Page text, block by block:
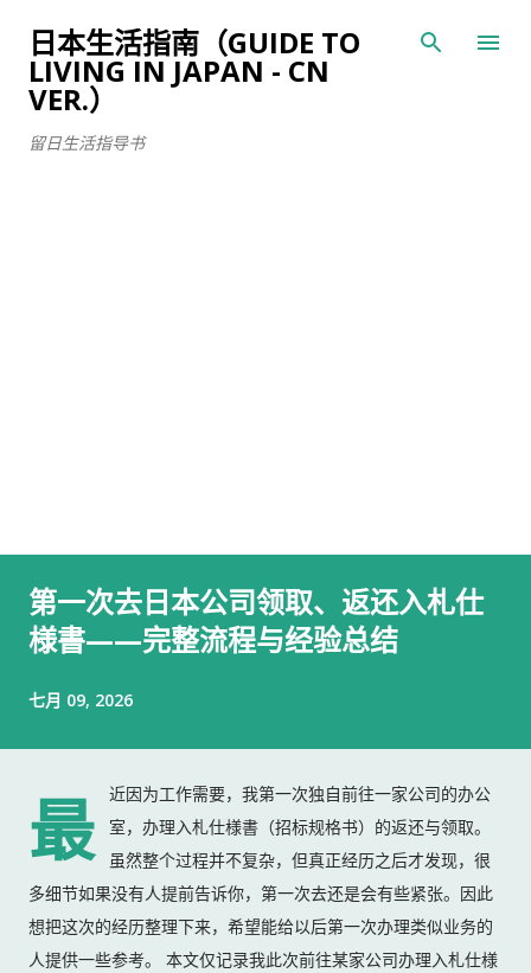
跳至主要内容
日本生活指南（GUIDE TO
LIVING IN JAPAN - CN
VER.）
留日生活指导书
第一次去日本公司领取、返还入札仕
様書——完整流程与经验总结
七月 09, 2026
最
近因为工作需要，我第一次独自前往一家公司的办公
室，办理入札仕様書（招标规格书）的返还与领取。
虽然整个过程并不复杂，但真正经历之后才发现，很
多细节如果没有人提前告诉你，第一次去还是会有些紧张。因此
想把这次的经历整理下来，希望能给以后第一次办理类似业务的
人提供一些参考。 本文仅记录我此次前往某家公司办理入札仕様